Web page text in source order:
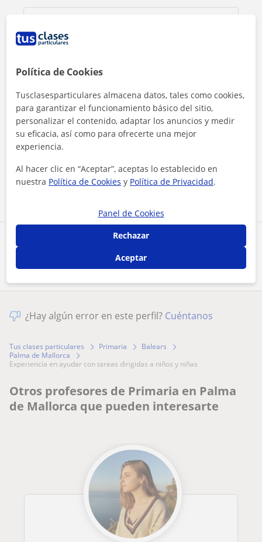
Comparte a este profesor
Al hacer clic, aceptas nuestro
Contactar ahora
¿Hay algún error en este perfil? Cuéntanos
Tus clases particulares Primaria
Balears
Palma de Mallorca
experiencia en ayudar con tareas dirigidas a niños y niñas
Otros profesores de Primaria en Palma
de Mallorca que pueden interesarte
Política de Cookies
Tusclasesparticulares almacena datos, tales como cookies,
para garantizar el funcionamiento básico del sitio,
personalizar el contenido, adaptar los anuncios y medir
su eficacia, así como para ofrecerte una mejor
experiencia.
Al hacer clic en “Aceptar”, aceptas lo establecido en
nuestra Política de Cookies y Política de Privacidad.
Panel de Cookies
Rechazar
Aceptar